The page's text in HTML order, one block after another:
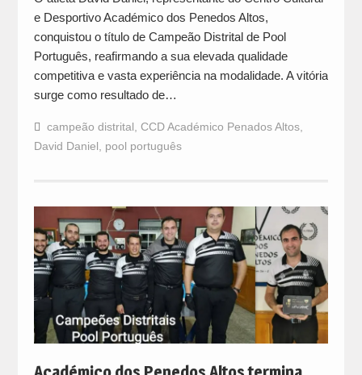
e Desportivo Académico dos Penedos Altos,
conquistou o título de Campeão Distrital de Pool
Português, reafirmando a sua elevada qualidade
competitiva e vasta experiência na modalidade. A vitória
surge como resultado de…
campeão distrital CCD Académico Penados Altos,
David Daniel
pool português